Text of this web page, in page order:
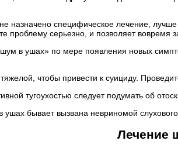
назначено специфическое лечение,
проблему серьезно, и позволяет вовремя
в ушах» по мере появления новых
чтобы привести к суициду.
тугоухостью следует подумать об
бывает вызвана невриномой
Лечение